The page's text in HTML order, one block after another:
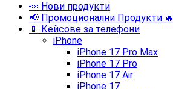
👀 Нови продукти
📢 Промоционални Продукти 🔥
📱 Кейсове за телефони
iPhone
iPhone 17 Pro Max
iPhone 17 Pro
iPhone 17 Air
iPhone 17